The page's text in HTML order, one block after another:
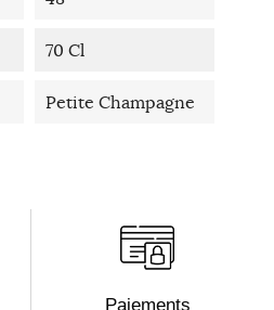
70 Cl
Petite Champagne
Paiements